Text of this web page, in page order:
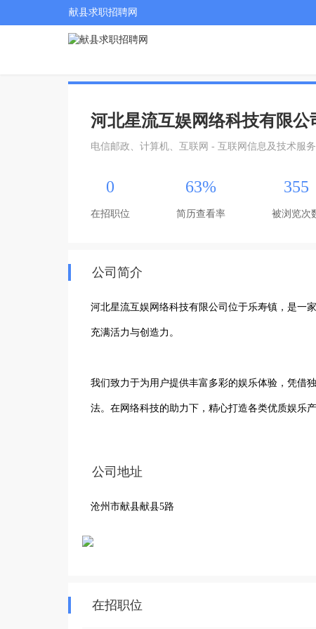
献县求职招聘网
河北星流互娱网络科技有限公
电信邮政、计算机、互联网 - 互联网信息及技术服务
0
在招职位
63%
简历查看率
355
被浏览次
公司简介
河北星流互娱网络科技有限公司位于乐寿镇，是一
充满活力与创造力。
我们致力于为用户提供丰富多彩的娱乐体验，凭借
法。在网络科技的助力下，精心打造各类优质娱乐
持续优化服务，努力在娱乐市场中占据一席之地，
娱乐的热爱，定能为更多人带来欢乐与惊喜，在激
精彩。
公司地址
沧州市献县献县5路
在招职位